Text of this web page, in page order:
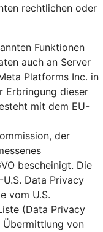
rechtlichen oder
Funktionen
auch an Server
Platforms Inc. in
Erbringung dieser
mit dem EU-
der
bescheinigt. Die
Data Privacy
vom U.S.
(Data Privacy
Übermittlung von